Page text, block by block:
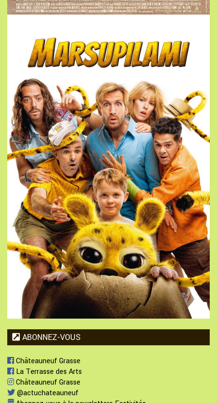
ABONNEZ-VOUS
Châteauneuf Grasse
La Terrasse des Arts
Châteauneuf Grasse
@actuchateauneuf